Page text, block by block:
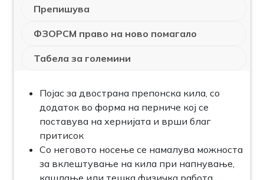
Препишува
ФЗОРСМ право на ново помагало
Табела за големини
Појас за двострана препонска кила, со
додаток во форма на перниче кој се
поставува на хернијата и врши благ
притисок
Со неговото носење се намалува можноста
за вклештување на кила при напнување,
кашлање или тешка физичка работа.